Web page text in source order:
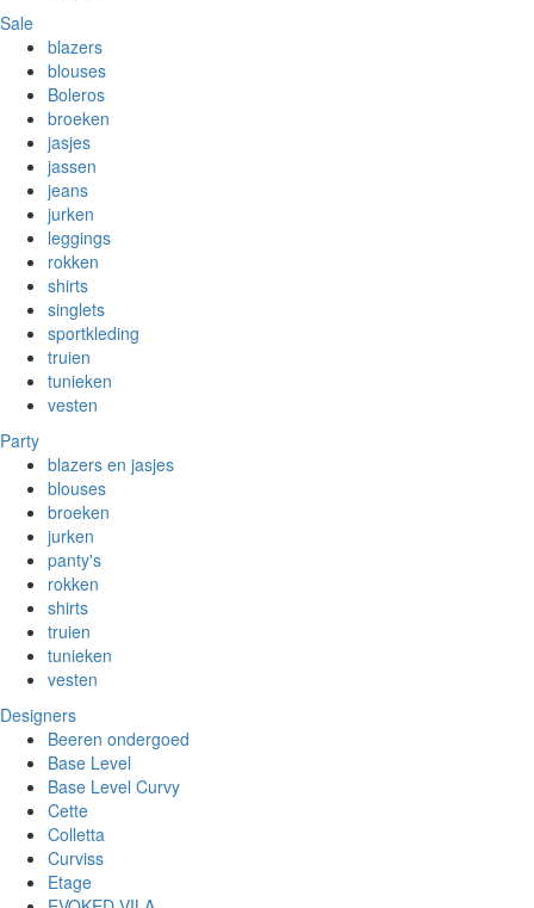
Sale
blazers
blouses
Boleros
broeken
jasjes
jassen
jeans
jurken
leggings
rokken
shirts
singlets
sportkleding
truien
tunieken
vesten
Party
blazers en jasjes
blouses
broeken
jurken
panty's
rokken
shirts
truien
tunieken
vesten
Designers
Beeren ondergoed
Base Level
Base Level Curvy
Cette
Colletta
Curviss
Etage